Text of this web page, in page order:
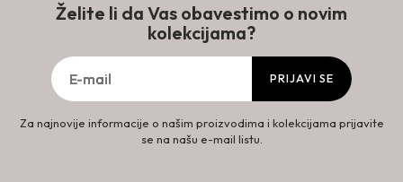
Želite li da Vas obavestimo o novim
kolekcijama?
PRIJAVI SE
Za najnovije informacije o našim proizvodima i kolekcijama prijavite
se na našu e-mail listu.